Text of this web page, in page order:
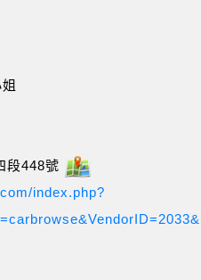
段448號
index.php?